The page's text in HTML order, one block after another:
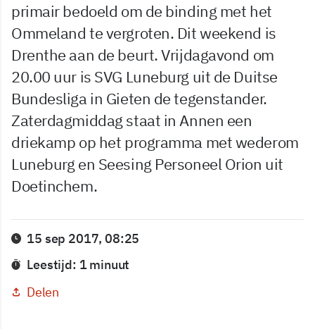
primair bedoeld om de binding met het
Ommeland te vergroten. Dit weekend is
Drenthe aan de beurt. Vrijdagavond om
20.00 uur is SVG Luneburg uit de Duitse
Bundesliga in Gieten de tegenstander.
Zaterdagmiddag staat in Annen een
driekamp op het programma met wederom
Luneburg en Seesing Personeel Orion uit
Doetinchem.
15 sep 2017, 08:25
Leestijd: 1 minuut
Delen